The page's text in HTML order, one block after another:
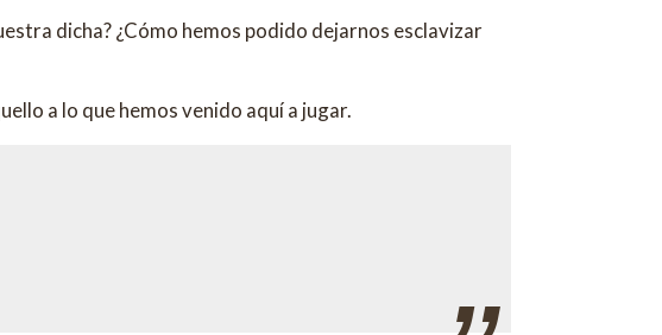
dicha? ¿Cómo hemos podido dejarnos esclavizar
a lo que hemos venido aquí a jugar.